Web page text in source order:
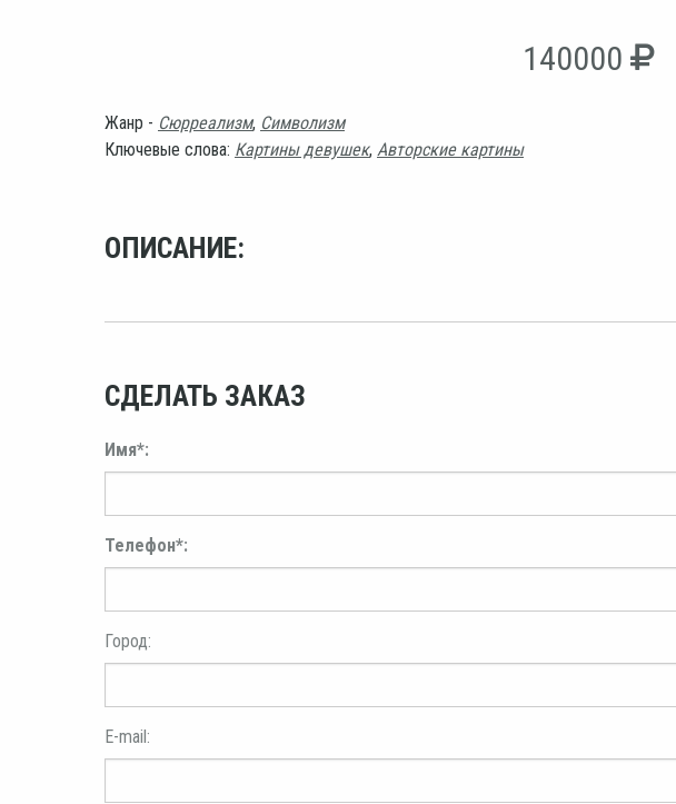
140000
Жанр - Сюрреализм, Символизм
Ключевые слова: Картины девушек, Авторские картины
ОПИСАНИЕ:
СДЕЛАТЬ ЗАКАЗ
Имя*:
Телефон*:
Город:
E-mail: